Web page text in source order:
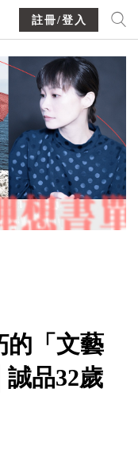
註冊/登入
的「文藝
品32歲